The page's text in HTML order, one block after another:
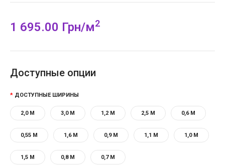
1 695.00 Грн/м2
Доступные опции
ДОСТУПНЫЕ ШИРИНЫ
2,0 М 3,0 М 1,2 М 2,5 М 0,6 М
0,55 М 1,6 М 0,9 М 1,1 М 1,0 М
1,5 М 0,8 М 0,7 М